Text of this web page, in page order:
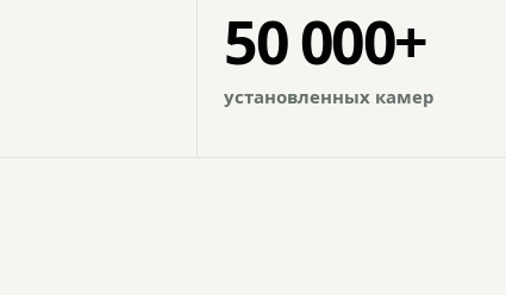
50 000+
установленных камер